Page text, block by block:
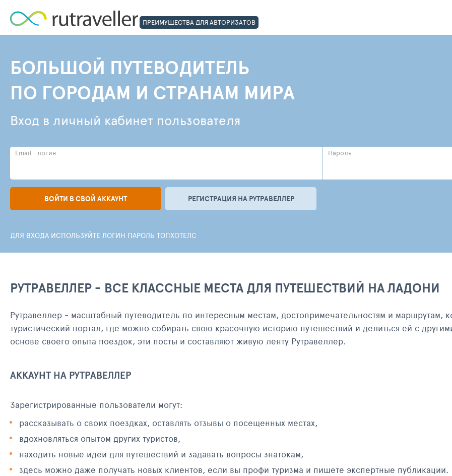
ПРЕИМУЩЕСТВА ДЛЯ АВТОРИЗАТОВ
БОЛЬШОЙ ПУТЕВОДИТЕЛЬ
ПО ГОРОДАМ И СТРАНАМ МИРА
Вход в личный кабинет пользователя
Email - логин Пароль
ВОЙТИ В СВОЙ АККАУНТ РЕГИСТРАЦИЯ НА РУТРАВЕЛЛЕР
ДЛЯ ВХОДА ИСПОЛЬЗУЙТЕ ЛОГИН ПАРОЛЬ ТОПХОТЕЛС
РУТРАВЕЛЛЕР - ВСЕ КЛАССНЫЕ МЕСТА ДЛЯ ПУТЕШЕСТВИЙ НА ЛАДОНИ
Рутравеллер - масштабный путеводитель по интересным местам, достопримечательностям и маршрутам,
туристический портал, где можно собирать свою красочную историю путешествий и делиться ей с
основе своего опыта поездок, эти посты и составляют живую ленту Рутравеллер.
АККАУНТ НА РУТРАВЕЛЛЕР
Зарегистрированные пользователи могут:
рассказывать о своих поездках, оставлять отзывы о посещенных местах,
вдохновляться опытом других туристов,
находить новые идеи для путешествий и задавать вопросы знатокам,
здесь можно даже получать новых клиентов, если вы профи туризма и пишете экспертные публикации.